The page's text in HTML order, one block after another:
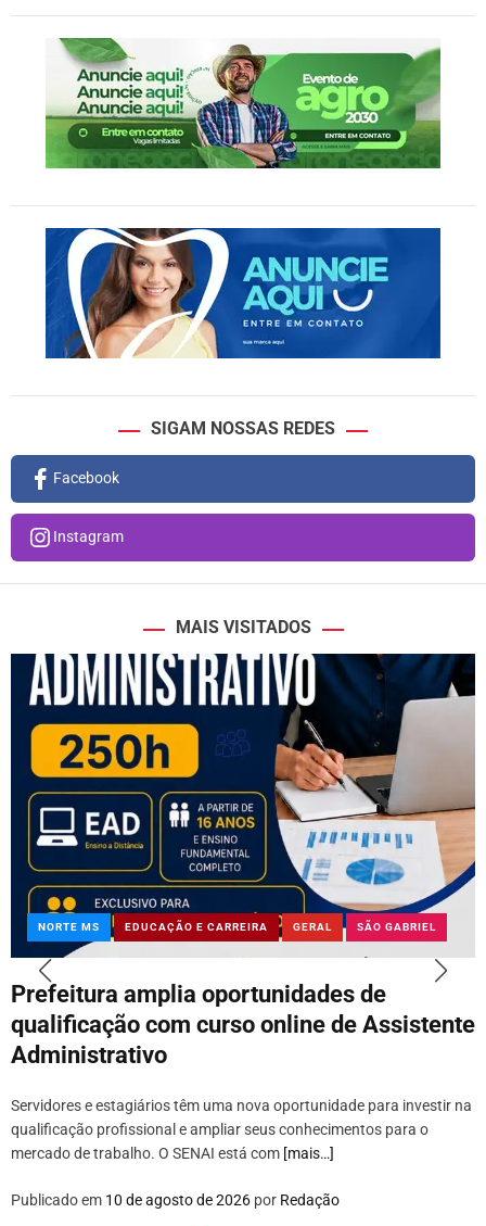
SIGAM NOSSAS REDES
Facebook
Instagram
MAIS VISITADOS
NORTE MS EDUCAÇÃO E CARREIRA GERAL SÃO GABRIEL
Prefeitura amplia oportunidades de
qualificação com curso online de Assistente
Administrativo
Servidores e estagiários têm uma nova oportunidade para investir na
qualificação profissional e ampliar seus conhecimentos para o
mercado de trabalho. O SENAI está com [mais…]
Publicado em 10 de agosto de 2026 por Redação